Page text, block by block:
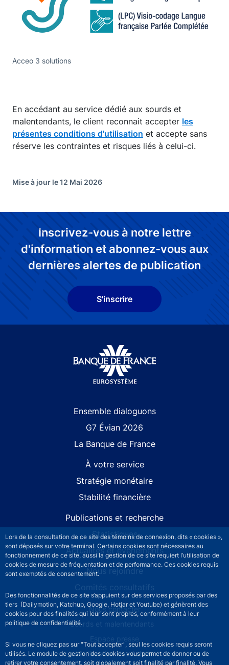
Lors de la consultation de ce site des témoins de connexion, dits « cookies »,
sont déposés sur votre terminal. Certains cookies sont nécessaires au
fonctionnement de ce site, aussi la gestion de ce site requiert l’utilisation de
cookies de mesure de fréquentation et de performance. Ces cookies requis
sont exemptés de consentement.
Des fonctionnalités de ce site s’appuient sur des services proposés par des
tiers (Dailymotion, Katchup, Google, Hotjar et Youtube) et génèrent des
cookies pour des finalités qui leur sont propres, conformément à leur
politique de confidentialité.
Si vous ne cliquez pas sur "Tout accepter", seul les cookies requis seront
utilisés. Le module de gestion des cookies vous permet de donner ou de
retirer votre consentement, soit globalement soit finalité par finalité. Vous
Acceo 3 solutions
En accédant au service dédié aux sourds et
malentendants, le client reconnait accepter les
présentes conditions d'utilisation et accepte sans
réserve les contraintes et risques liés à celui-ci.
Mise à jour le 12 Mai 2026
Inscrivez-vous à notre lettre
d'information et abonnez-vous aux
dernières alertes de publication
S'inscrire
Ensemble dialoguons
G7 Évian 2026
La Banque de France
À votre service
Stratégie monétaire
Stabilité financière
Publications et recherche
Statistiques
Actualités et événements
Nous rejoindre
Comités consultatifs
Footer secondary menuNous contacter
Sourds et malentendants
Espace presse
La direction des Achats